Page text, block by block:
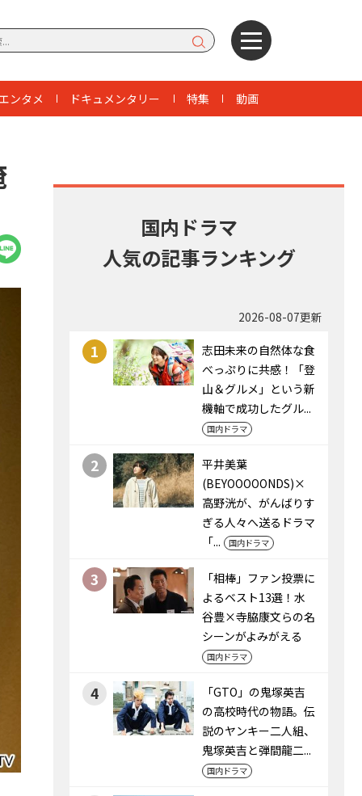
ンタメ ドキュメンタリー 特集 動画
国内ドラマ
人気の記事ランキング
2026-08-07更新
1
志田未来の自然体な食
べっぷりに共感！「登
山＆グルメ」という新
機軸で成功したグル...
国内ドラマ
2
平井美葉
(BEYOOOOONDS)×
高野洸が、がんばりす
ぎる人々へ送るドラマ
「...
国内ドラマ
3
「相棒」ファン投票に
よるベスト13選！水
谷豊×寺脇康文らの名
シーンがよみがえる
国内ドラマ
4
「GTO」の鬼塚英吉
の高校時代の物語。伝
説のヤンキー二人組、
鬼塚英吉と弾間龍二...
国内ドラマ